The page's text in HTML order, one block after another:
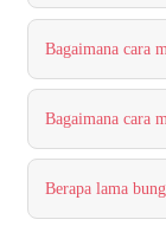
Bagaimana cara
Bagaimana cara
Berapa lama